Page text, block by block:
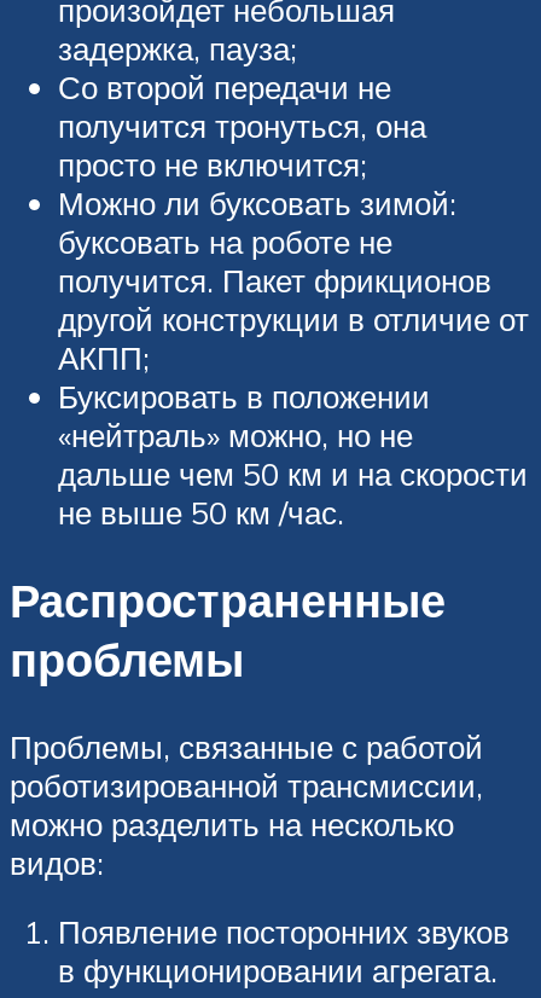
произойдет небольшая
задержка, пауза;
Со второй передачи не
получится тронуться, она
просто не включится;
Можно ли буксовать зимой:
буксовать на роботе не
получится. Пакет фрикционов
другой конструкции в отличие от
АКПП;
Буксировать в положении
«нейтраль» можно, но не
дальше чем 50 км и на скорости
не выше 50 км /час.
Распространенные
проблемы
Проблемы, связанные с работой
роботизированной трансмиссии,
можно разделить на несколько
видов:
Появление посторонних звуков
в функционировании агрегата.